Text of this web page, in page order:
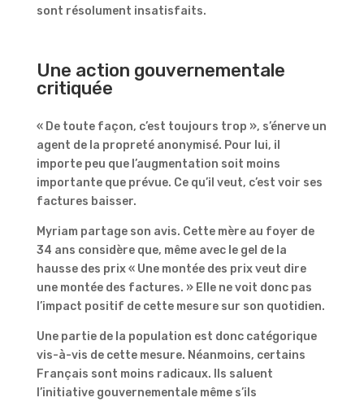
sont résolument insatisfaits.
Une action gouvernementale
critiquée
« De toute façon, c’est toujours trop », s’énerve un
agent de la propreté anonymisé. Pour lui, il
importe peu que l’augmentation soit moins
importante que prévue. Ce qu’il veut, c’est voir ses
factures baisser.
Myriam partage son avis. Cette mère au foyer de
34 ans considère que, même avec le gel de la
hausse des prix « Une montée des prix veut dire
une montée des factures. » Elle ne voit donc pas
l’impact positif de cette mesure sur son quotidien.
Une partie de la population est donc catégorique
vis-à-vis de cette mesure. Néanmoins, certains
Français sont moins radicaux. Ils saluent
l’initiative gouvernementale même s’ils